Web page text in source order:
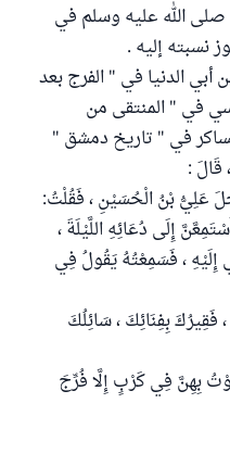
صلى الله عليه وسلم في
نسبته إليه .
الدنيا في " الفرج بعد
المقدسي في " المنتقى من
(ص 9) ، وابن عساكر في " تاريخ دمشق "
عَلِيُّ بْنُ الْحُسَيْنِ ، فَقُلْتُ:
إِلَى دُعَائِهِ اللَّيْلَةَ ،
، فَسَمِعْتُهُ يَقُولُ فِي
بِفِنَائِكَ ، سَائِلُكَ
بِهِنَّ فِي كَرْبٍ إِلَّا فُرِّجَ